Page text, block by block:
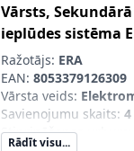
Vārsts,
ieplūdes sistēma
Ražotājs: ERA
EAN: 8053379126309
Vārsta veids:
Savienojumu skaits: 4
Stiprināšanas urbumu
Rādīt visu...